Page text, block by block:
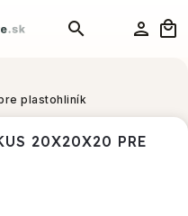
plastohliník
20X20X20 PRE